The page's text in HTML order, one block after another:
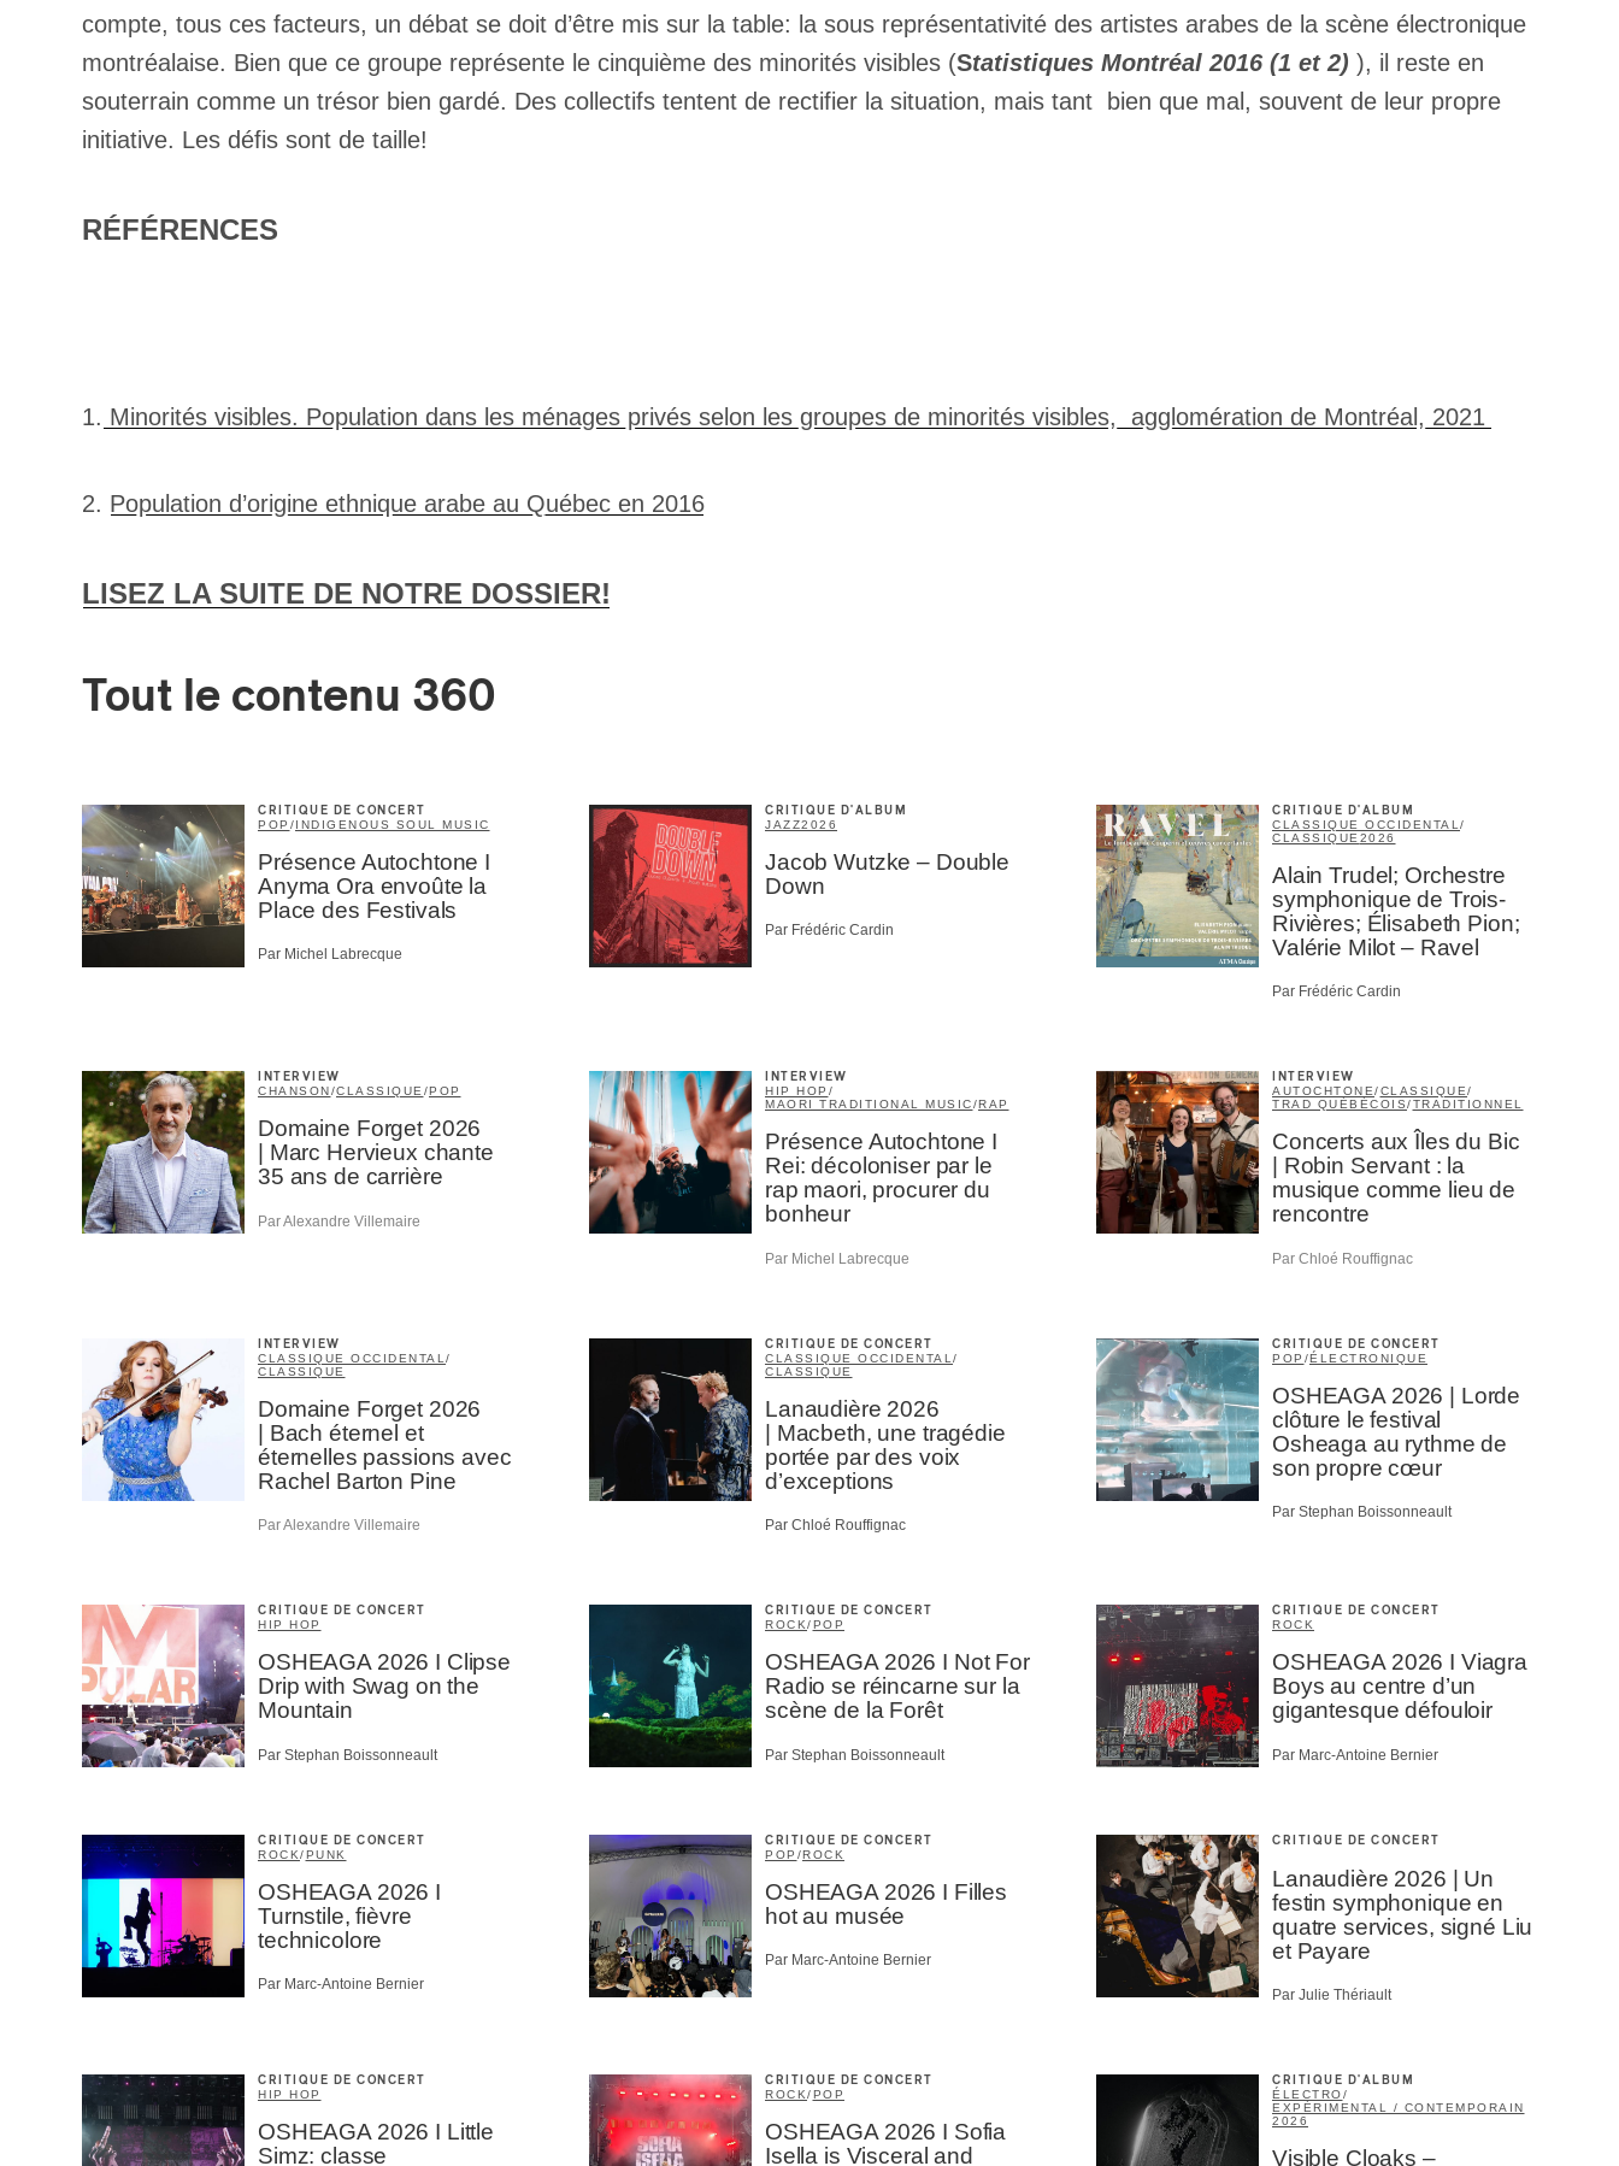
compte, tous ces facteurs, un débat se doit d’être mis sur la table: la sous représentativité des artistes arabes de la scène électronique
montréalaise. Bien que ce groupe représente le cinquième des minorités visibles (Statistiques Montréal 2016 (1 et 2) ), il reste en
souterrain comme un trésor bien gardé. Des collectifs tentent de rectifier la situation, mais tant bien que mal, souvent de leur propre
initiative. Les défis sont de taille!
RÉFÉRENCES
1. Minorités visibles. Population dans les ménages privés selon les groupes de minorités visibles, agglomération de Montréal, 2021
2. Population d’origine ethnique arabe au Québec en 2016
LISEZ LA SUITE DE NOTRE DOSSIER!
Tout le contenu 360
CRITIQUE DE CONCERT
POP /INDIGENOUS SOUL MUSIC
Présence Autochtone I
Anyma Ora envoûte la
Place des Festivals
Par Michel Labrecque
CRITIQUE D'ALBUM
JAZZ2026
Jacob Wutzke – Double
Down
Par Frédéric Cardin
CRITIQUE D'ALBUM
CLASSIQUE OCCIDENTAL /
CLASSIQUE 2026
Alain Trudel; Orchestre
symphonique de Trois-
Rivières; Élisabeth Pion;
Valérie Milot – Ravel
Par Frédéric Cardin
INTERVIEW
CHANSON /CLASSIQUE/POP
Domaine Forget 2026
| Marc Hervieux chante
35 ans de carrière
Par Alexandre Villemaire
INTERVIEW
HIP HOP /
MAORI TRADITIONAL MUSIC/RAP
Présence Autochtone I
Rei: décoloniser par le
rap maori, procurer du
bonheur
Par Michel Labrecque
INTERVIEW
AUTOCHTONE/CLASSIQUE/
TRAD QUÉBÉCOIS/TRADITIONNEL
Concerts aux Îles du Bic
| Robin Servant : la
musique comme lieu de
rencontre
Par Chloé Rouffignac
INTERVIEW
CLASSIQUE OCCIDENTAL /
CLASSIQUE
Domaine Forget 2026
| Bach éternel et
éternelles passions avec
Rachel Barton Pine
Par Alexandre Villemaire
CRITIQUE DE CONCERT
CLASSIQUE OCCIDENTAL /
CLASSIQUE
Lanaudière 2026
| Macbeth, une tragédie
portée par des voix
d’exceptions
Par Chloé Rouffignac
CRITIQUE DE CONCERT
POP /ÉLECTRONIQUE
OSHEAGA 2026 | Lorde
clôture le festival
Osheaga au rythme de
son propre cœur
Par Stephan Boissonneault
CRITIQUE DE CONCERT
HIP HOP
OSHEAGA 2026 I Clipse
Drip with Swag on the
Mountain
Par Stephan Boissonneault
CRITIQUE DE CONCERT
ROCK/POP
OSHEAGA 2026 I Not For
Radio se réincarne sur la
scène de la Forêt
Par Stephan Boissonneault
CRITIQUE DE CONCERT
ROCK
OSHEAGA 2026 I Viagra
Boys au centre d’un
gigantesque défouloir
Par Marc-Antoine Bernier
CRITIQUE DE CONCERT
ROCK/PUNK
OSHEAGA 2026 I
Turnstile, fièvre
technicolore
Par Marc-Antoine Bernier
CRITIQUE DE CONCERT
POP /ROCK
OSHEAGA 2026 I Filles
hot au musée
Par Marc-Antoine Bernier
CRITIQUE DE CONCERT
Lanaudière 2026 | Un
festin symphonique en
quatre services, signé Liu
et Payare
Par Julie Thériault
CRITIQUE DE CONCERT
HIP HOP
OSHEAGA 2026 I Little
Simz: classe
CRITIQUE DE CONCERT
ROCK/POP
OSHEAGA 2026 I Sofia
Isella is Visceral and
CRITIQUE D'ALBUM
ÉLECTRO/
EXPÉRIMENTAL / CONTEMPORAIN
2026
Visible Cloaks –
Contributeur-trice
CAPTCHA